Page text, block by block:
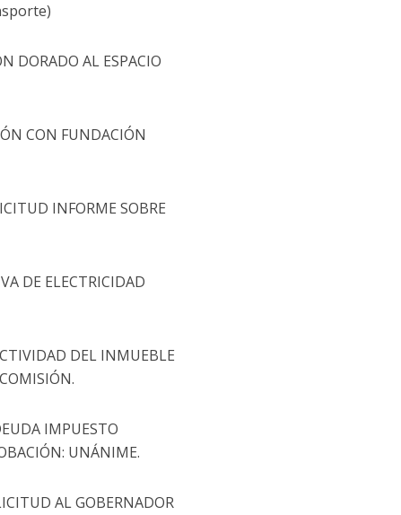
DORADO AL ESPACIO
CON FUNDACIÓN
INFORME SOBRE
DE ELECTRICIDAD
DEL INMUEBLE
IMPUESTO
UNÁNIME.
AL GOBERNADOR